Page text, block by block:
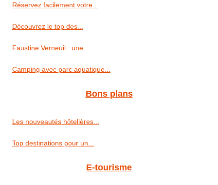
Réservez facilement votre...
Découvrez le top des...
Faustine Verneuil : une...
Camping avec parc aquatique...
Bons plans
Les nouveautés hôtelières...
Top destinations pour un...
E-tourisme